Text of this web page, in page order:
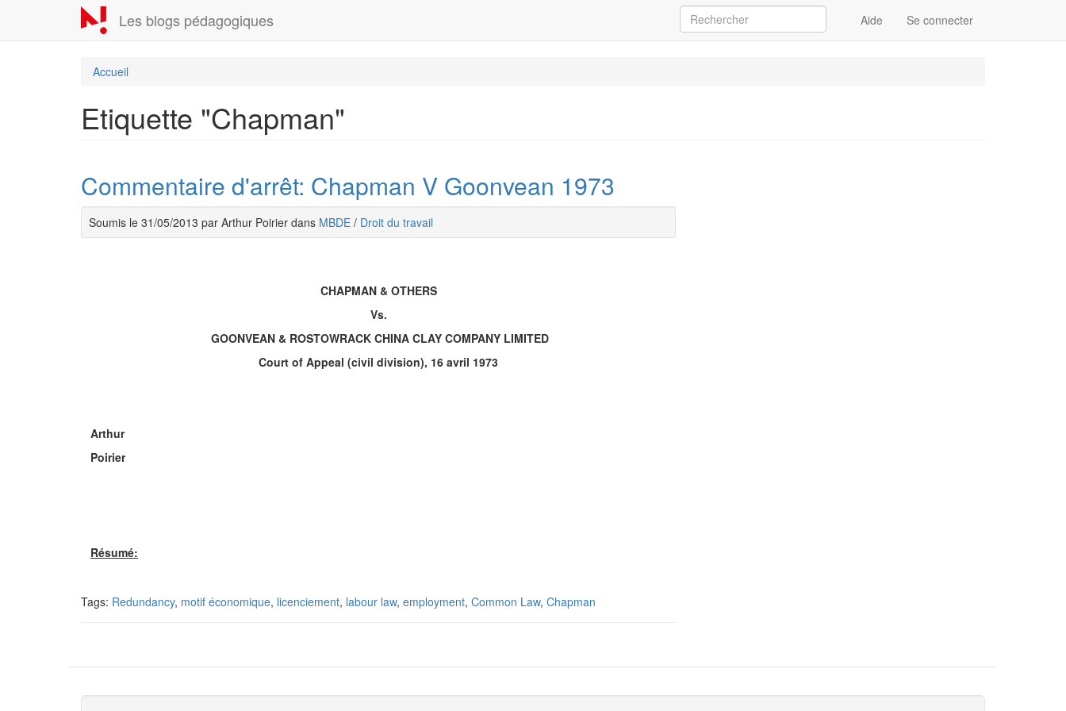
contenu
Les blogs pédagogiques Aide Se connecter
Accueil
Etiquette "Chapman"
Commentaire d'arrêt: Chapman V Goonvean 1973
Soumis le 31/05/2013 par Arthur Poirier dans MBDE / Droit du travail
CHAPMAN & OTHERS
Vs.
GOONVEAN & ROSTOWRACK CHINA CLAY COMPANY LIMITED
Court of Appeal (civil division), 16 avril 1973
Arthur
Poirier
Résumé:
Tags: Redundancy, motif économique, licenciement, labour law, employment, Common Law, Chapman